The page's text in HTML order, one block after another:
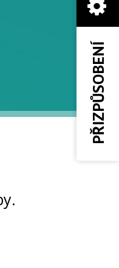
PŘIZPŮSOBENÍ